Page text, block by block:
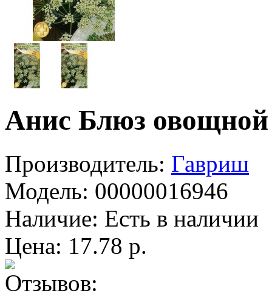
Анис Блюз овощной
Производитель: Гавриш
Модель: 00000016946
Наличие: Есть в наличии
Цена: 17.78 р.